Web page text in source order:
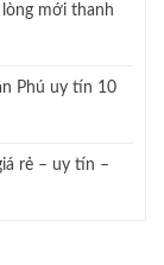
mới thanh
Phú uy tín 10
rẻ – uy tín –